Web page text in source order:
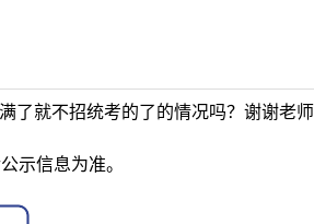
就不招统考的了的情况吗？谢谢老师
示信息为准。